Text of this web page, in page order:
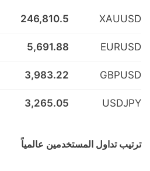
XAUUSD
246,810.5
EURUSD
5,691.88
GBPUSD
3,983.22
USDJPY
3,265.05
ترتيب تداول المستخدمين عالمياً